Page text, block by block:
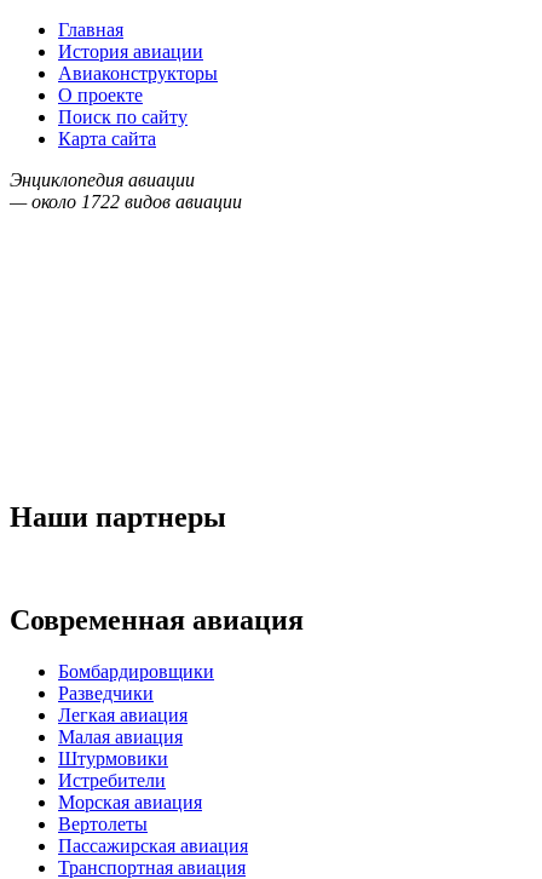
Главная
История авиации
Авиаконструкторы
О проекте
Поиск по сайту
Карта сайта
Энциклопедия авиации
— около 1722 видов авиации
Наши партнеры
Современная авиация
Бомбардировщики
Разведчики
Легкая авиация
Малая авиация
Штурмовики
Истребители
Морская авиация
Вертолеты
Пассажирская авиация
Транспортная авиация